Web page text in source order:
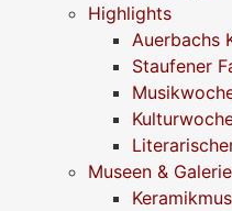
Highlights
Auerbachs
Staufener
Museen &